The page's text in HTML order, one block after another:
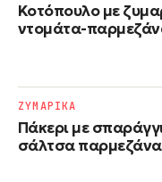
Κοτόπουλο με
ντομάτα-
Πάκερι με
σάλτσα
ΖΥΜΑΡΙΚΑ